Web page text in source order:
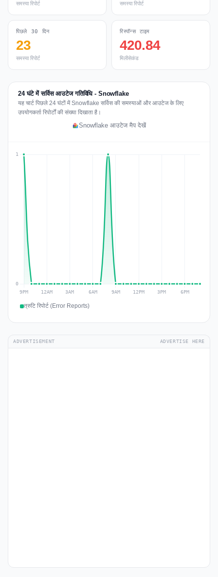
समस्या रिपोर्ट समस्या रिपोर्ट
पिछले 30 दिन
23
समस्या रिपोर्ट
रिस्पॉन्स टाइम
420.84
मिलीसेकंड
24 घंटे में सर्विस आउटेज गतिविधि - Snowflake
यह चार्ट पिछले 24 घंटों में Snowflake सर्विस की समस्याओं और आउटेज के लिए
उपयोगकर्ता रिपोर्टों की संख्या दिखाता है।
Snowflake आउटेज मैप देखें
त्रुटि रिपोर्ट (Error Reports)
ADVERTISEMENT ADVERTISE HERE